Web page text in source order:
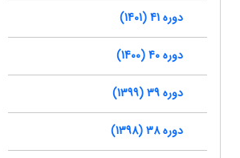
دوره 41 (1401)
دوره 40 (1400)
دوره 39 (1399)
دوره 38 (1398)